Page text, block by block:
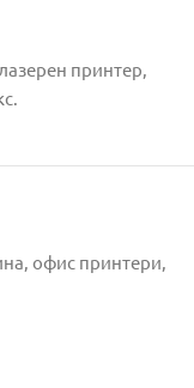
принтер,
, офис принтери,